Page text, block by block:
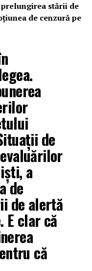
stării de
de cenzură pe
de
a
de
de alertă
E clar că
că